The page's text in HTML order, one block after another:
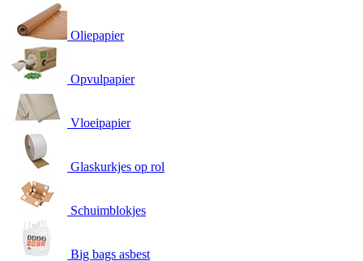
Oliepapier
Opvulpapier
Vloeipapier
Glaskurkjes op rol
Schuimblokjes
Big bags asbest